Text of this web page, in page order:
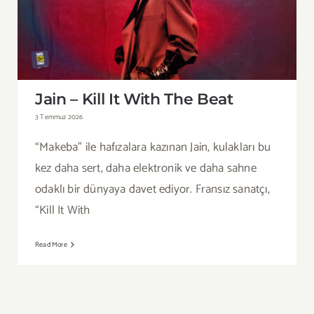
Jain – Kill It With The Beat
Jain – Kill It With The Beat
3 Temmuz 2026
“Makeba” ile hafızalara kazınan Jain, kulakları bu
kez daha sert, daha elektronik ve daha sahne
odaklı bir dünyaya davet ediyor. Fransız sanatçı,
“Kill It With
Read More